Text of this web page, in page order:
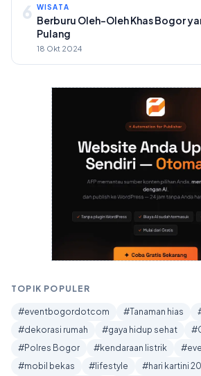
6 WISATA
Berburu Oleh-Oleh Khas Bogor
Pulang
18 Okt 2024
TOPIK POPULER
#eventbogordotcom #Tanaman hias
#dekorasi rumah
#gaya hidup sehat
#Polres Bogor
#kendaraan listrik
#mobil bekas
#lifestyle
#hari kartini